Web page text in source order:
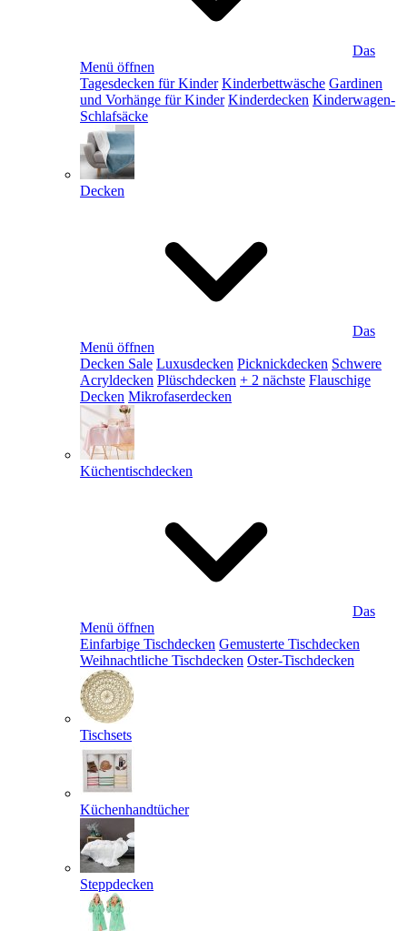
Das
Menü öffnen
Tagesdecken für Kinder Kinderbettwäsche Gardinen
und Vorhänge für Kinder Kinderdecken Kinderwagen-
Schlafsäcke
Decken
Das
Menü öffnen
Decken Sale Luxusdecken Picknickdecken Schwere
Acryldecken Plüschdecken + 2 nächste Flauschige
Decken Mikrofaserdecken
Küchentischdecken
Das
Menü öffnen
Einfarbige Tischdecken Gemusterte Tischdecken
Weihnachtliche Tischdecken Oster-Tischdecken
Tischsets
Küchenhandtücher
Steppdecken